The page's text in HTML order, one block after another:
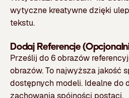
wytyczne kreatywne dzięki
tekstu.
Dodaj Referencje
Prześlij do 6 obrazów
obrazów. To najwyższa jakość
dostępnych modeli. Idealne do
zachowania spójności postaci.